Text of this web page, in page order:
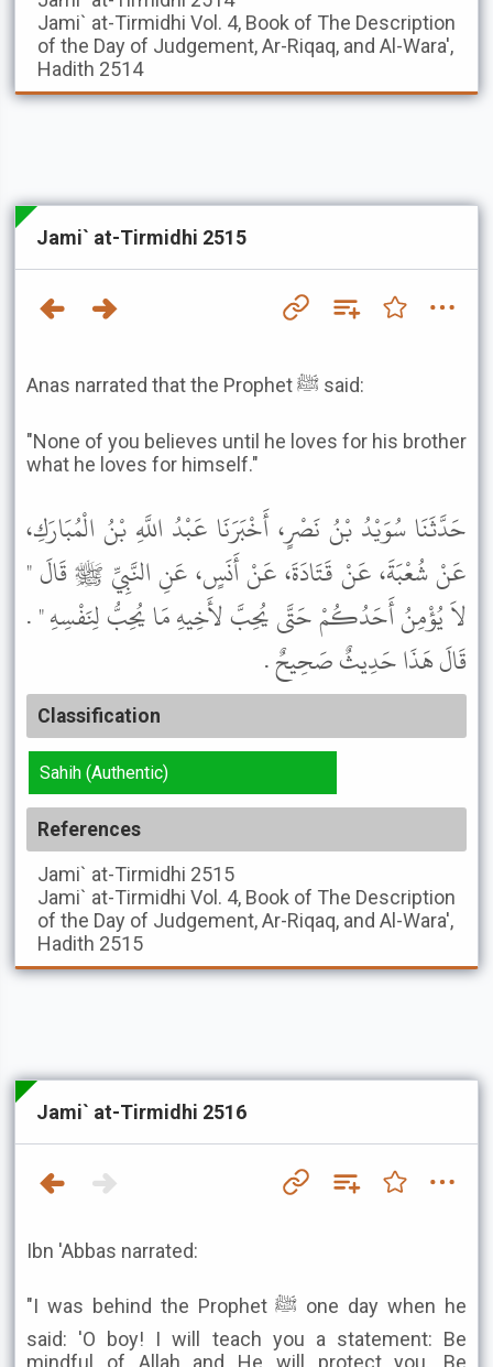
Jami` at-Tirmidhi Vol. 4, Book of The Description
of the Day of Judgement, Ar-Riqaq, and Al-Wara',
Hadith 2514
Jami` at-Tirmidhi 2515
Anas narrated that the Prophet ﷺ said:
"None of you believes until he loves for his brother
what he loves for himself."
حَدَّثَنَا سُوَيْدُ بْنُ نَصْرٍ، أَخْبَرَنَا عَبْدُ اللَّهِ بْنُ الْمُبَارَكِ،
عَنْ شُعْبَةَ، عَنْ قَتَادَةَ، عَنْ أَنَسٍ، عَنِ النَّبِيِّ ﷺ قَالَ "
لاَ يُؤْمِنُ أَحَدُكُمْ حَتَّى يُحِبَّ لأَخِيهِ مَا يُحِبُّ لِنَفْسِهِ " .
قَالَ هَذَا حَدِيثٌ صَحِيحٌ .
Classification
Sahih (Authentic)
References
Jami` at-Tirmidhi 2515
Jami` at-Tirmidhi Vol. 4, Book of The Description
of the Day of Judgement, Ar-Riqaq, and Al-Wara',
Hadith 2515
Jami` at-Tirmidhi 2516
Ibn 'Abbas narrated:
"I was behind the Prophet ﷺ one day when he
said: 'O boy! I will teach you a statement: Be
mindful of Allah and He will protect you. Be